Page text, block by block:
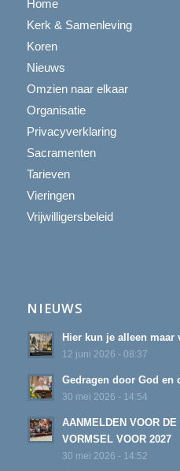
Home
Kerk & Samenleving
Koren
Nieuws
Omzien naar elkaar
Organisatie
Privacyverklaring
Sacramenten
Tarieven
Vieringen
Vrijwilligersbeleid
NIEUWS
Hier kun je alleen maar
12 juni 2026 - 08:37
Gedragen door God en
30 mei 2026 - 14:54
AANMELDEN VOOR
VORMSEL VOOR 2027
30 mei 2026 - 14:52